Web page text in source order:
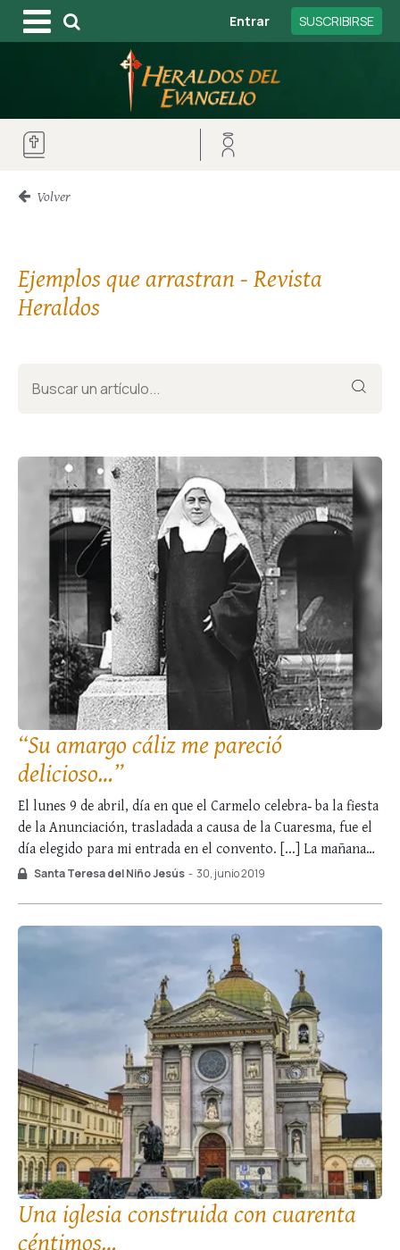
Entrar SUSCRIBIRSE
Volver
Ejemplos que arrastran - Revista
Heraldos
“Su amargo cáliz me pareció
delicioso…”
El lunes 9 de abril, día en que el Carmelo celebra‑ ba la fiesta
de la Anunciación, trasladada a causa de la Cuaresma, fue el
día elegido para mi entrada en el convento. [...] La mañana
de ese gran día, después de echar un último vistazo a los
Santa Teresa del Niño Jesús - 30, junio 2019
Una iglesia construida con cuarenta
céntimos…